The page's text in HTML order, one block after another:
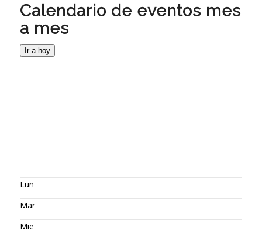
Calendario de eventos mes
a mes
Ir a hoy
Lun
Mar
Mie